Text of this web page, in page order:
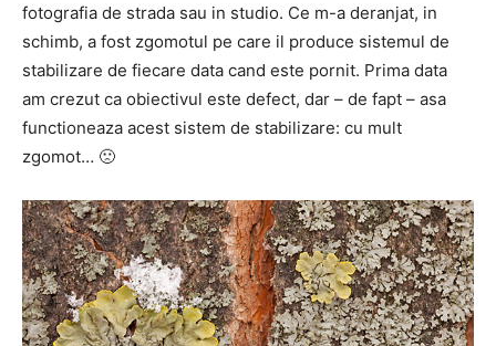
fotografia de strada sau in studio. Ce m-a deranjat, in
schimb, a fost zgomotul pe care il produce sistemul de
stabilizare de fiecare data cand este pornit. Prima data
am crezut ca obiectivul este defect, dar – de fapt – asa
functioneaza acest sistem de stabilizare: cu mult
zgomot… 🙁